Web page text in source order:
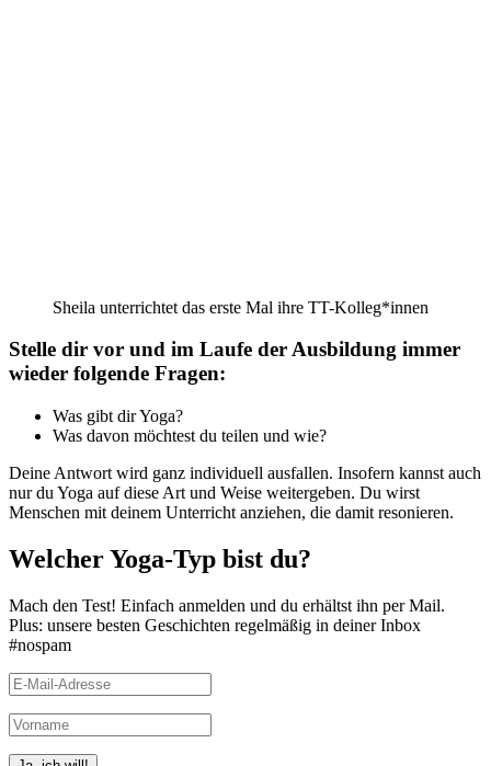
Sheila unterrichtet das erste Mal ihre TT-Kolleg*innen
Stelle dir vor und im Laufe der Ausbildung immer
wieder folgende Fragen:
Was gibt dir Yoga?
Was davon möchtest du teilen und wie?
Deine Antwort wird ganz individuell ausfallen. Insofern kannst auch
nur du Yoga auf diese Art und Weise weitergeben. Du wirst
Menschen mit deinem Unterricht anziehen, die damit resonieren.
Welcher Yoga-Typ bist du?
Mach den Test! Einfach anmelden und du erhältst ihn per Mail.
Plus: unsere besten Geschichten regelmäßig in deiner Inbox
#nospam